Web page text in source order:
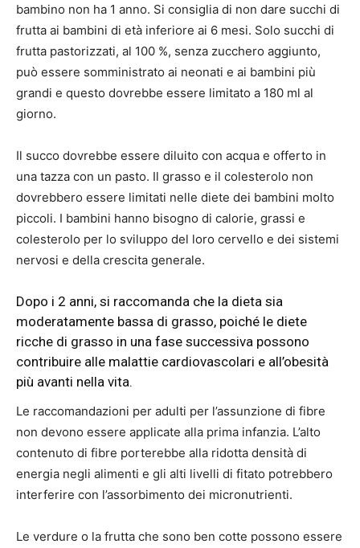
bambino non ha 1 anno. Si consiglia di non dare succhi di
frutta ai bambini di età inferiore ai 6 mesi. Solo succhi di
frutta pastorizzati, al 100 %, senza zucchero aggiunto,
può essere somministrato ai neonati e ai bambini più
grandi e questo dovrebbe essere limitato a 180 ml al
giorno.
Il succo dovrebbe essere diluito con acqua e offerto in
una tazza con un pasto. Il grasso e il colesterolo non
dovrebbero essere limitati nelle diete dei bambini molto
piccoli. I bambini hanno bisogno di calorie, grassi e
colesterolo per lo sviluppo del loro cervello e dei sistemi
nervosi e della crescita generale.
Dopo i 2 anni, si raccomanda che la dieta sia
moderatamente bassa di grasso, poiché le diete
ricche di grasso in una fase successiva possono
contribuire alle malattie cardiovascolari e all’obesità
più avanti nella vita.
Le raccomandazioni per adulti per l’assunzione di fibre
non devono essere applicate alla prima infanzia. L’alto
contenuto di fibre porterebbe alla ridotta densità di
energia negli alimenti e gli alti livelli di fitato potrebbero
interferire con l’assorbimento dei micronutrienti.
Le verdure o la frutta che sono ben cotte possono essere